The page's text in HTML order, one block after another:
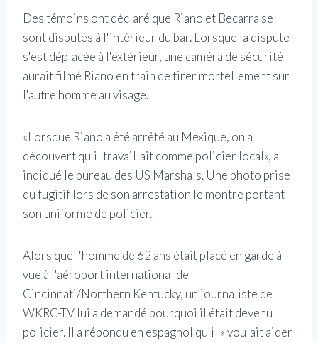
Des témoins ont déclaré que Riano et Becarra se
sont disputés à l'intérieur du bar. Lorsque la dispute
s'est déplacée à l'extérieur, une caméra de sécurité
aurait filmé Riano en train de tirer mortellement sur
l'autre homme au visage.
«Lorsque Riano a été arrêté au Mexique, on a
découvert qu'il travaillait comme policier local», a
indiqué le bureau des US Marshals. Une photo prise
du fugitif lors de son arrestation le montre portant
son uniforme de policier.
Alors que l'homme de 62 ans était placé en garde à
vue à l'aéroport international de
Cincinnati/Northern Kentucky, un journaliste de
WKRC-TV lui a demandé pourquoi il était devenu
policier. Il a répondu en espagnol qu'il « voulait aider